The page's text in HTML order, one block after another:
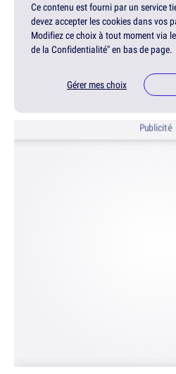
Ce contenu est fourni par un service
devez accepter les cookies dans vos
Modifiez ce choix à tout moment via
de la Confidentialité" en bas de page.
Gérer mes choix
Publicité